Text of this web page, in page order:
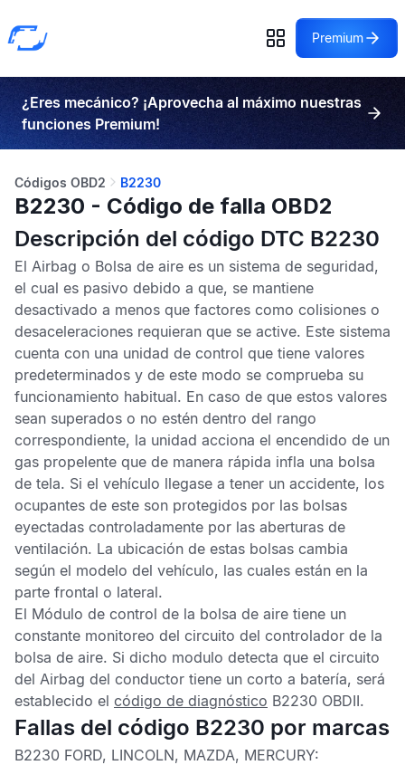
Premium
¿Eres mecánico? ¡Aprovecha al máximo nuestras
funciones Premium!
Códigos OBD2 B2230
B2230 - Código de falla OBD2
Descripción del código DTC B2230
El Airbag o Bolsa de aire es un sistema de seguridad,
el cual es pasivo debido a que, se mantiene
desactivado a menos que factores como colisiones o
desaceleraciones requieran que se active. Este sistema
cuenta con una unidad de control que tiene valores
predeterminados y de este modo se comprueba su
funcionamiento habitual. En caso de que estos valores
sean superados o no estén dentro del rango
correspondiente, la unidad acciona el encendido de un
gas propelente que de manera rápida infla una bolsa
de tela. Si el vehículo llegase a tener un accidente, los
ocupantes de este son protegidos por las bolsas
eyectadas controladamente por las aberturas de
ventilación. La ubicación de estas bolsas cambia
según el modelo del vehículo, las cuales están en la
parte frontal o lateral.
El Módulo de control de la bolsa de aire tiene un
constante monitoreo del circuito del controlador de la
bolsa de aire. Si dicho modulo detecta que el circuito
del Airbag del conductor tiene un corto a batería, será
establecido el código de diagnóstico B2230 OBDII.
Fallas del código B2230 por marcas
B2230 FORD, LINCOLN, MAZDA, MERCURY: